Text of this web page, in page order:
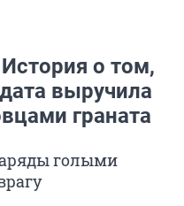
о том,
выручила
граната
голыми